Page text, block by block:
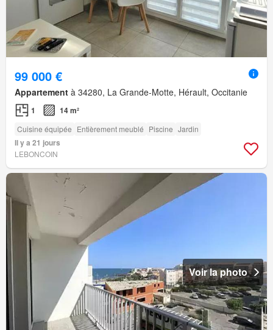
99 000 €
Appartement à 34280, La Grande-Motte, Hérault, Occitanie
1 14 m²
Cuisine équipée Entièrement meublé Piscine Jardin
Il y a 21 jours
LEBONCOIN
Voir la photo